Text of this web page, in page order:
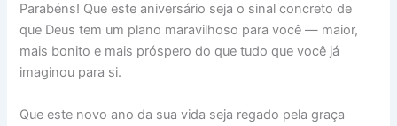
Parabéns! Que este aniversário seja o sinal concreto de
que Deus tem um plano maravilhoso para você — maior,
mais bonito e mais próspero do que tudo que você já
imaginou para si.
Que este novo ano da sua vida seja regado pela graça